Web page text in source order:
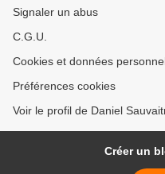
Signaler un abus
C.G.U.
Cookies et données
Préférences cookies
Voir le profil de Daniel
Créer un